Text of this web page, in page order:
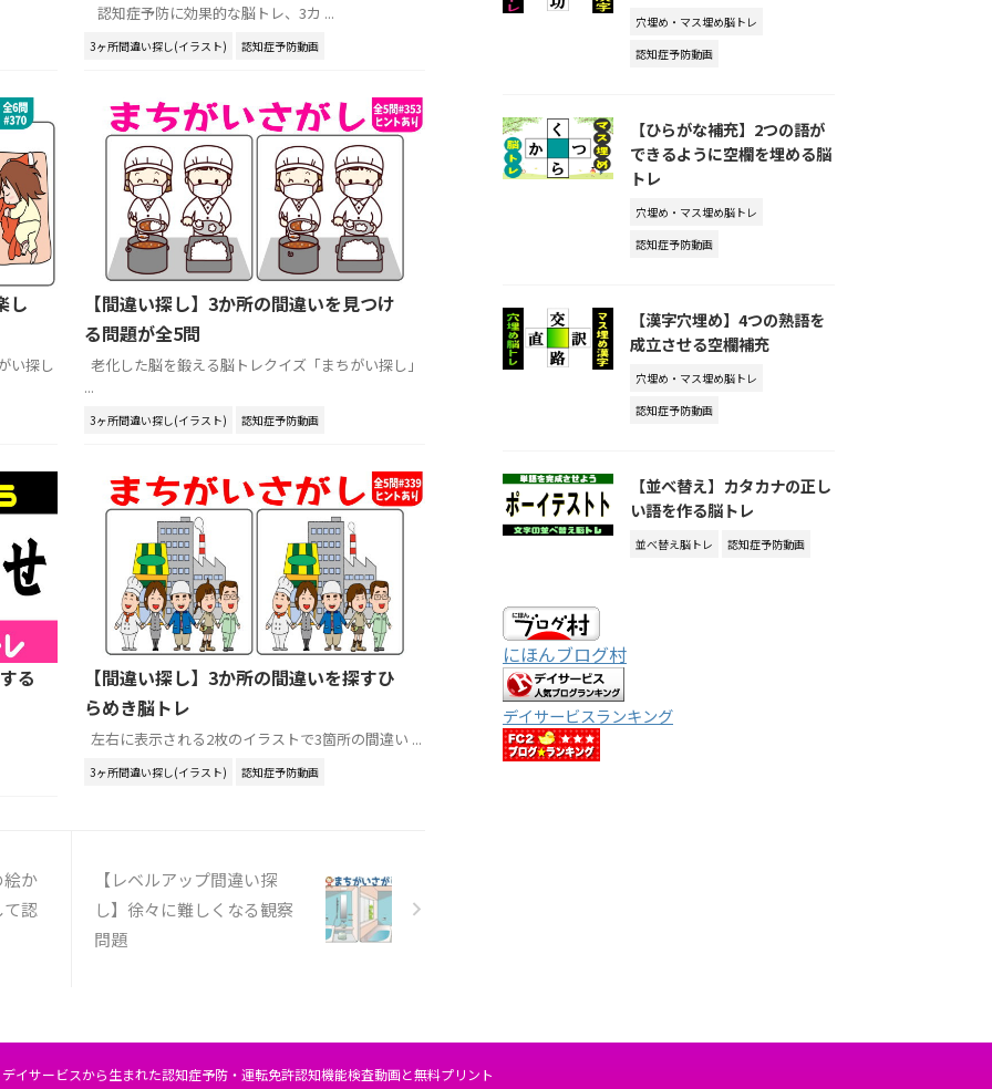
認知症予防に効果的な脳トレ、3カ ...
3ヶ所間違い探し(イラスト) 認知症予防動画
し
い探し
【間違い探し】3か所の間違いを見つけ
る問題が全5問
老化した脳を鍛える脳トレクイズ「まちがい探し」
...
3ヶ所間違い探し(イラスト) 認知症予防動画
る
【間違い探し】3か所の間違いを探すひ
らめき脳トレ
左右に表示される2枚のイラストで3箇所の間違い ...
3ヶ所間違い探し(イラスト) 認知症予防動画
絵か
て認
【レベルアップ間違い探
し】徐々に難しくなる観察
問題
穴埋め・マス埋め脳トレ
認知症予防動画
【ひらがな補充】2つの語が
できるように空欄を埋める脳
トレ
穴埋め・マス埋め脳トレ
認知症予防動画
【漢字穴埋め】4つの熟語を
成立させる空欄補充
穴埋め・マス埋め脳トレ
認知症予防動画
【並べ替え】カタカナの正し
い語を作る脳トレ
並べ替え脳トレ 認知症予防動画
にほんブログ村
デイサービスランキング
デイサービスから生まれた認知症予防・運転免許認知機能検査動画と無料プリント